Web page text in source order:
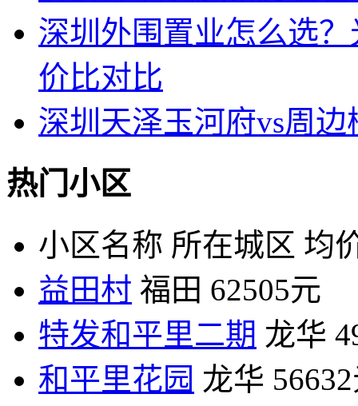
深圳外围置业怎么选
价比对比
深圳天泽玉河府vs周
热门小区
小区名称 所在城区 均
益田村 福田 62505元
特发和平里二期 龙华
和平里花园 龙华